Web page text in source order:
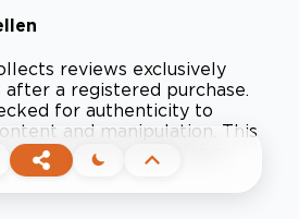
reviews exclusively
a registered purchase.
for authenticity to
and manipulation. This
experiences come from